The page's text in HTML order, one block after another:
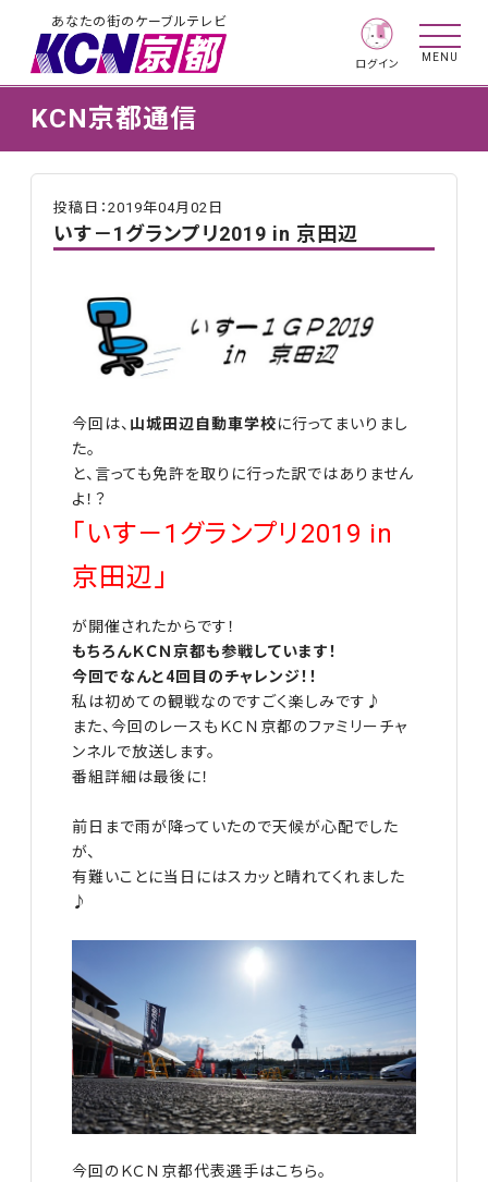
あなたの街のケーブルテレビ
ログイン
MENU
KCN京都通信
投稿日：2019年04月02日
いす－1グランプリ2019 in 京田辺
今回は、 山城田辺自動車学校に行ってまいりまし
た。
と、言っても免許を取りに行った訳ではありません
よ！？
「いす－1グランプリ2019 in
京田辺」
が開催されたからです！
もちろんＫＣＮ京都も参戦しています！
今回でなんと4回目のチャレンジ！！
私は初めての観戦なのですごく楽しみです♪
また、今回のレースもＫＣＮ京都のファミリーチャ
ンネルで放送します。
番組詳細は最後に！
前日まで雨が降っていたので天候が心配でした
が、
有難いことに当日にはスカッと晴れてくれました
♪
今回のＫＣＮ京都代表選手はこちら。